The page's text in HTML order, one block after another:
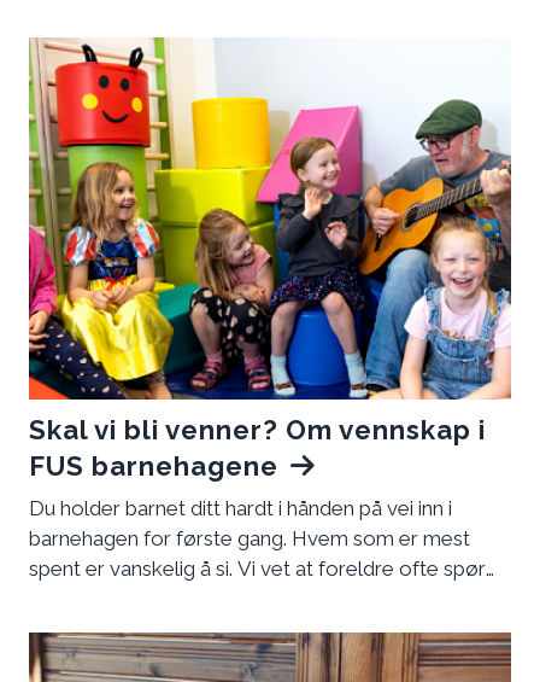
endringer kan være krevende. Jo flere og større
endringer som skjer samtidig, jo viktigere er det at
barn blir møtt med støtte og trygghet fra nære
voksne.
Skal vi bli venner? Om vennskap i
FUS barnehagene
Du holder barnet ditt hardt i hånden på vei inn i
barnehagen for første gang. Hvem som er mest
spent er vanskelig å si. Vi vet at foreldre ofte spør
anerkjent, respektert? Det skjønner vi godt,
vennskap er sentralt i å finne seg til rette, trives og